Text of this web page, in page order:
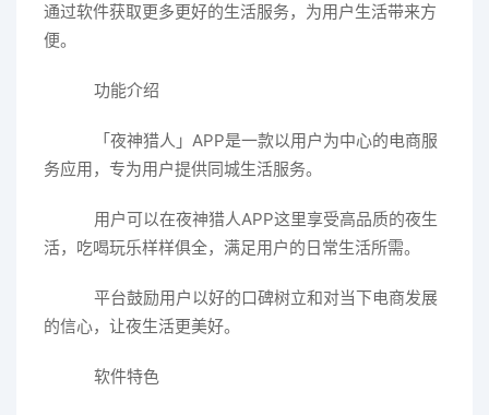
通过软件获取更多更好的生活服务，为用户生活带来方
便。
功能介绍
「夜神猎人」APP是一款以用户为中心的电商服
务应用，专为用户提供同城生活服务。
用户可以在夜神猎人APP这里享受高品质的夜生
活，吃喝玩乐样样俱全，满足用户的日常生活所需。
平台鼓励用户以好的口碑树立和对当下电商发展
的信心，让夜生活更美好。
软件特色